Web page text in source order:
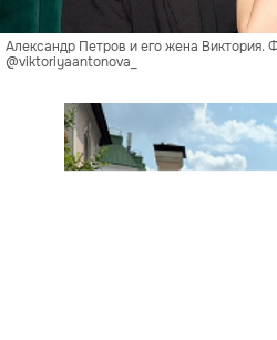
Александр Петров и его жена Виктория.
@viktoriyaantonova_